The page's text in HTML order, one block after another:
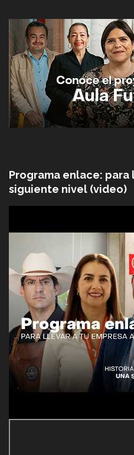
Programa enlace:
siguiente nivel (video)